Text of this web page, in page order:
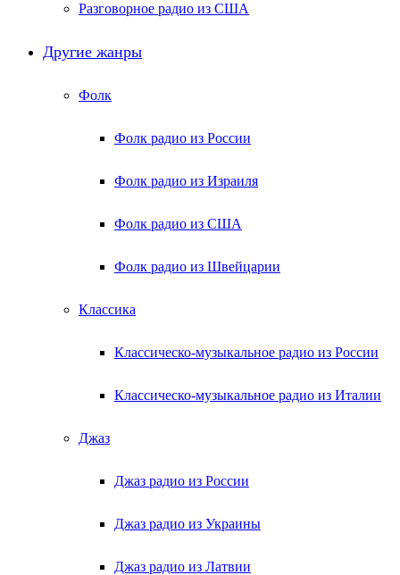
Разговорное радио из США
Другие жанры
Фолк
Фолк радио из России
Фолк радио из Израиля
Фолк радио из США
Фолк радио из Швейцарии
Классика
Классическо-музыкальное радио из России
Классическо-музыкальное радио из Италии
Джаз
Джаз радио из России
Джаз радио из Украины
Джаз радио из Латвии